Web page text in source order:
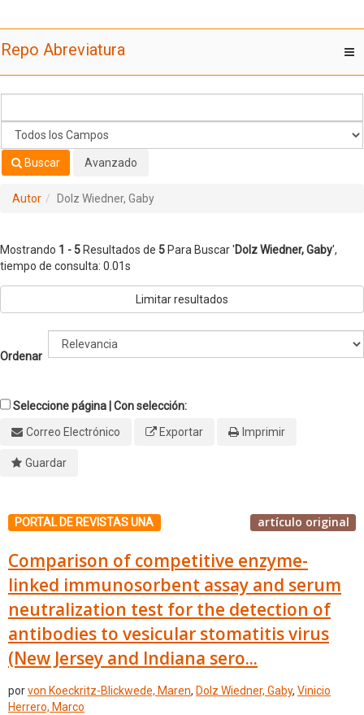
Repo Abreviatura
Buscar Avanzado
Autor Dolz Wiedner, Gaby
Mostrando 1 - 5 Resultados de 5 Para Buscar 'Dolz Wiedner, Gaby',
tiempo de consulta: 0.01s
Limitar resultados
Ordenar
Seleccione página | Con selección:
Correo Electrónico
Exportar Imprimir
Guardar
PORTAL DE REVISTAS UNA artículo original
Comparison of competitive enzyme-
linked immunosorbent assay and serum
neutralization test for the detection of
antibodies to vesicular stomatitis virus
(New Jersey and Indiana sero...
porvon Koeckritz-Blickwede, Maren, Dolz Wiedner, Gaby, Vinicio
Herrero, Marco